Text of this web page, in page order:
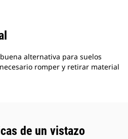
alternativa para suelos
romper y retirar material
de un vistazo